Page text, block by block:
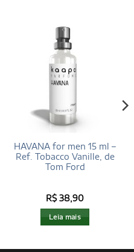
HAVANA for men 15 ml –
Ref. Tobacco Vanille, de
Tom Ford
R$38,90
Leia mais